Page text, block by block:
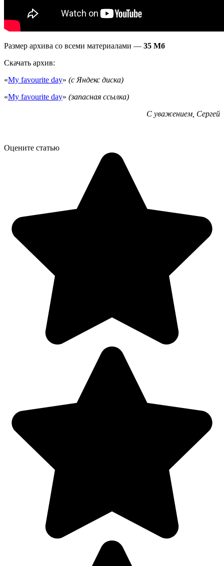
Размер архива со всеми материалами — 35 Мб
Скачать архив:
«My favourite day» (с Яндекс диска)
«My favourite day» (запасная ссылка)
С уважением, Сергей
Оцените статью